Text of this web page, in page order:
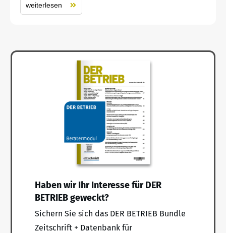
weiterlesen
Haben wir Ihr Interesse für DER
BETRIEB geweckt?
Sichern Sie sich das DER BETRIEB Bundle
Zeitschrift + Datenbank für